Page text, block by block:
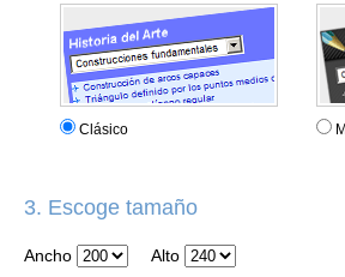
Clásico
3. Escoge tamaño
Ancho Alto